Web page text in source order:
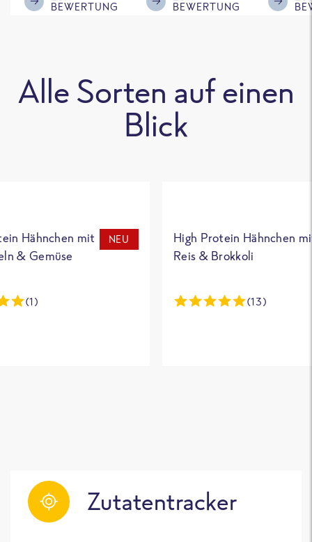
BEWERTUNG BEWERTUNG
was
Alle Sorten auf einen
Blick
Hähnchen mit
& Gemüse
NEU
(1)
High Protein Hähnchen
Reis & Brokkoli
(13)
Zutatentracker